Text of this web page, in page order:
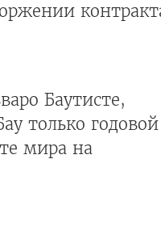
Баутисте,
только годовой
мира на